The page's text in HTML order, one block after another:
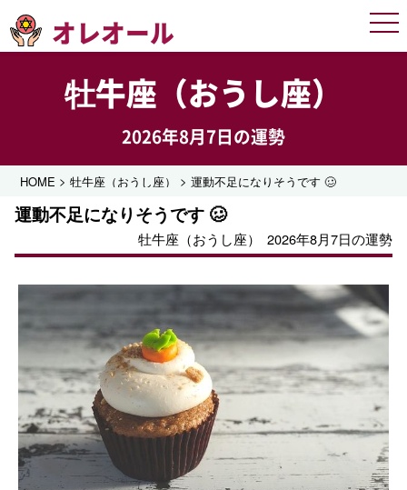
オレオール
牡牛座（おうし座）
2026年8月7日の運勢
HOME >牡牛座（おうし座） >運動不足になりそうです 🥴
運動不足になりそうです 🥴
牡牛座（おうし座） 2026年8月7日の運勢